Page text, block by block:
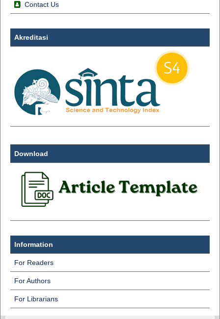
Contact Us
Akreditasi
Download
Information
For Readers
For Authors
For Librarians